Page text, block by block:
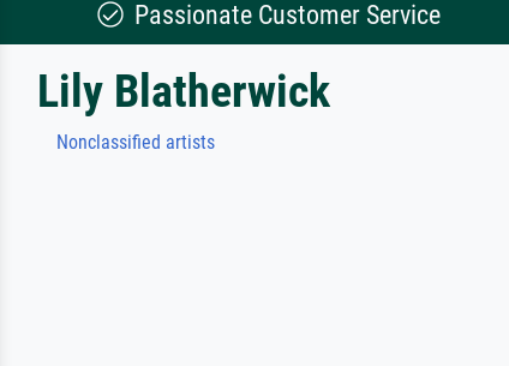
Passionate Customer Service
Lily Blatherwick
Nonclassified artists